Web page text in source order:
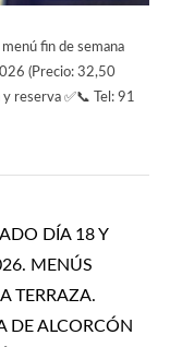
fin de semana
(Precio: 32,50
reserva ✅📞 Tel: 91
DÍA 18 Y
MENÚS
TERRAZA.
DE ALCORCÓN